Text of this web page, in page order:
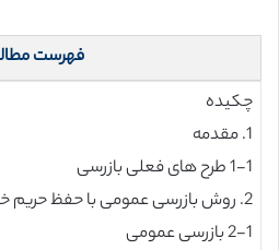
فهرست
چکیده
1. مقدمه
1-1 طرح های فعلی بازرسی
2. روش بازرسی عمومی با حفظ حریم خصوصی
2-1 بازرسی عمومی